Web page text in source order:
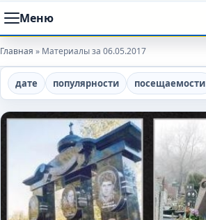
Меню
Главная » Материалы за 06.05.2017
дате популярности посещаемости